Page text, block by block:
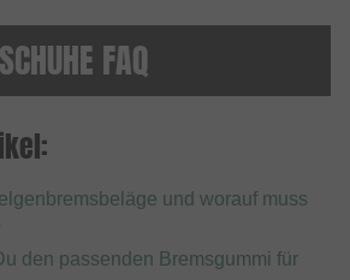
FAQ
und worauf muss
den passenden Bremsgummi für